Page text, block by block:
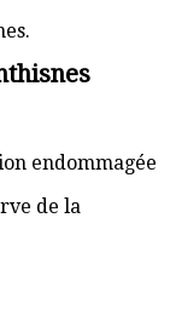
endommagée
de la